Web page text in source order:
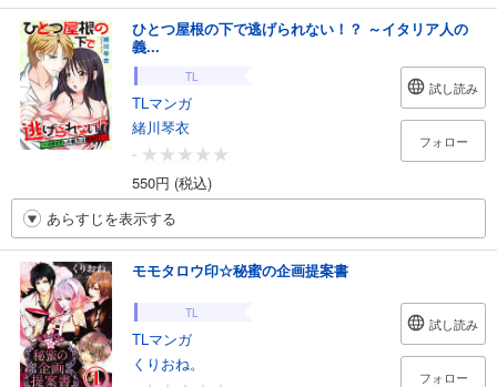
ひとつ屋根の下で逃げられない！？ ～イタリア人の
義...
TL
TLマンガ
緒川琴衣
-
550円 (税込)
試し読み
フォロー
あらすじを表示する
モモタロウ印☆秘蜜の企画提案書
TL
TLマンガ
くりおね。
試し読み
フォロー